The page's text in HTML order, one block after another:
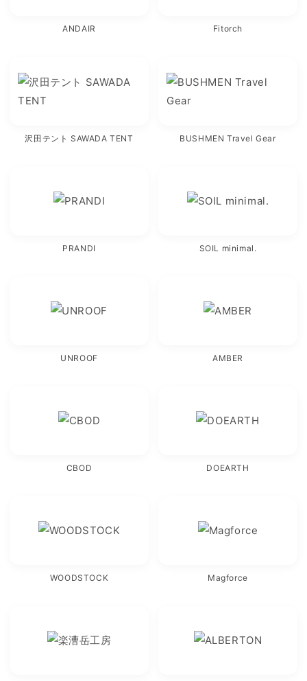
ANDAIR Fitorch
沢田テント SAWADA TENT BUSHMEN Travel Gear
PRANDI SOIL minimal.
UNROOF AMBER
CBOD DOEARTH
WOODSTOCK Magforce